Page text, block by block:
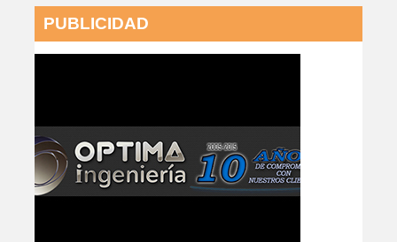
PUBLICIDAD